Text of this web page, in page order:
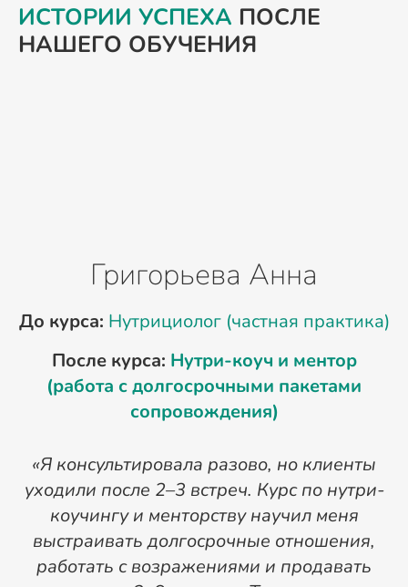
ИСТОРИИ УСПЕХА ПОСЛЕ
НАШЕГО ОБУЧЕНИЯ
Григорьева Анна
До курса: Нутрициолог (частная практика)
После курса: Нутри-коуч и ментор
(работа с долгосрочными пакетами
сопровождения)
«Я консультировала разово, но клиенты
уходили после 2–3 встреч. Курс по нутри-
коучингу и менторству научил меня
выстраивать долгосрочные отношения,
работать с возражениями и продавать